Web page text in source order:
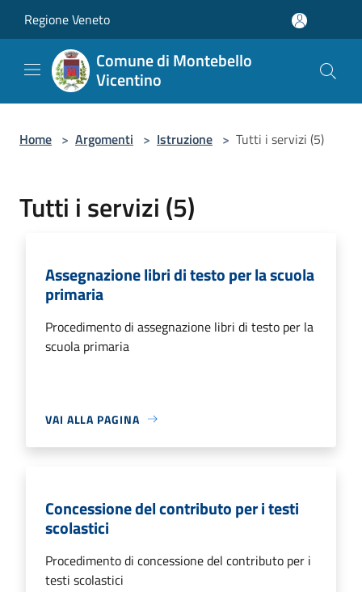
Regione Veneto
Comune di Montebello
Vicentino
Home > Argomenti > Istruzione > Tutti i servizi (5)
Tutti i servizi (5)
Assegnazione libri di testo per la scuola
primaria
Procedimento di assegnazione libri di testo per la
scuola primaria
VAI ALLA PAGINA
Concessione del contributo per i testi
scolastici
Procedimento di concessione del contributo per i
testi scolastici